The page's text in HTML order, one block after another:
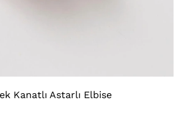
Kanatlı Astarlı Elbise